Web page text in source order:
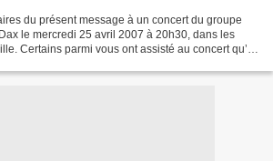
du présent message à un concert du groupe
le mercredi 25 avril 2007 à 20h30, dans les
Certains parmi vous ont assisté au concert qu’ils